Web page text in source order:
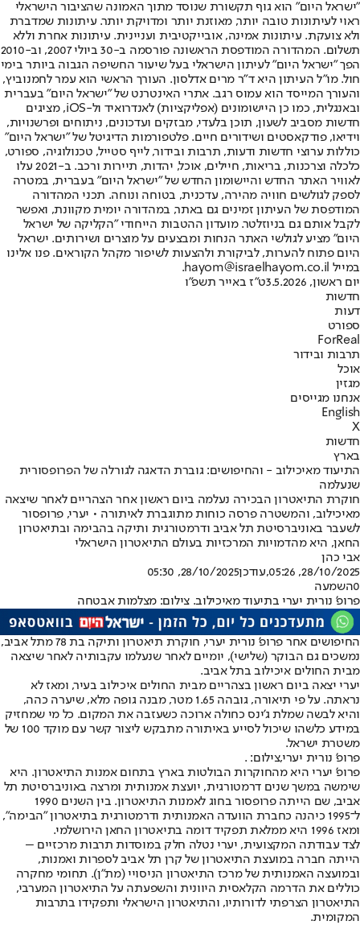
"ישראל היום" הוא גוף תקשורת שנוסד מתוך האמונה שהציבור הישראלי
ראוי לעיתונות טובה יותר, מאוזנת יותר ומדויקת יותר. עיתונות שמדברת
ולא צועקת. עיתונות אמינה, אובייקטיבית ועניינית. עיתונות אחרת וללא
תשלום. המהדורה המודפסת הראשונה פורסמה ב-30 ביולי 2007, וב-2010
הפך "ישראל היום" לעיתון הישראלי בעל שיעור החשיפה הגבוה ביותר בימי
חול. מו"ל העיתון היא ד"ר מרים אדלסון. העורך הראשי הוא עמר לחמנוביץ,
והעורך המייסד הוא עמוס רגב. אתרי האינטרנט של "ישראל היום" בעברית
ובאנגלית, כמו כן היישומונים (אפליקציות) לאנדרואיד ול-iOS, מציגים
חדשות מסביב לשעון, תוכן בלעדי, מבזקים ועדכונים, ניתוחים ופרשנויות,
וידיאו, פודקאסטים ושידורים חיים. פלטפורמות הדיגיטל של "ישראל היום"
כוללות ערוצי חדשות ודעות, תרבות ובידור, לייף סטייל, טכנולוגיה, ספורט,
כלכלה וצרכנות, בריאות, חיילים, אוכל, יהדות, תיירות ורכב. ב-2021 עלו
לאוויר האתר החדש והיישומון החדש של "ישראל היום" בעברית, במטרה
לספק לגולשים חוויה מהירה, עדכנית, בטוחה ונוחה. תכני המהדורה
המודפסת של העיתון זמינים גם באתר, במהדורה יומית מקוונת, ואפשר
לקבל אותם גם בניוזלטר. מועדון ההטבות הייחודי "הקליקה של ישראל
היום" מציע לגולשי האתר הנחות ומבצעים על מוצרים ושירותים. ישראל
היום פתוח להערות, לביקורת ולהצעות לשיפור מקהל הקוראים. פנו אלינו
במייל hayom@israelhayom.co.il.
יום ראשון, 3.5.2026
ט"ז באייר תשפ"ו
חדשות
דעות
ספורט
ForReal
תרבות ובידור
אוכל
מגזין
אנחנו מגייסים
English
X
חדשות
בארץ
התיעוד מאיכילוב - והחיפושים: גוברת הדאגה לגורלה של הפרופסורית
שנעלמה
חוקרת התיאטרון הבכירה נעלמה ביום ראשון אחר הצהריים לאחר שיצאה
מאיכילוב, והמשטרה פרסה כוחות מתוגברת לאיתורה • יערי, פרופסור
לשעבר באוניברסיטת תל אביב ודרמטורגית ותיקה בהבימה ובתיאטרון
החאן, היא מהדמויות המרכזיות בעולם התיאטרון הישראלי
אבי כהן
28/10/2025, 05:26
,עודכן28/10/2025, 05:30
0השמעה
פרופ' נורית יערי בתיעוד מאיכילוב. צילום: מצלמות אבטחה
החיפושים אחר פרופ’ נורית יערי, חוקרת תיאטרון ותיקה בת 78 מתל אביב,
נמשכים גם הבוקר (שלישי), יומיים לאחר שנעלמו עקבותיה לאחר שיצאה
מבית החולים איכילוב בתל אביב.
יערי יצאה ביום ראשון בצהריים מבית החולים איכילוב בעיר, ומאז לא
נראתה. על פי תיאורה, גובהה 1.65 מטר, מבנה גופה מלא, שיערה כהה,
והיא לבשה שמלת ג’ינס כחולה ארוכה כשעזבה את המקום. כל מי שמחזיק
במידע כלשהו שיכול לסייע באיתורה מתבקש ליצור קשר עם מוקד 100 של
משטרת ישראל.
פרופ' נורית יערי,צילום: .
פרופ’ יערי היא מהחוקרות הבולטות בארץ בתחום אמנות התיאטרון. היא
שימשה במשך שנים דרמטורגית, יועצת אמנותית ומרצה באוניברסיטת תל
אביב, שם הייתה פרופסור בחוג לאמנות התיאטרון. בין השנים 1990
ל־1995 כיהנה כחברת הוועדה האמנותית ודרמטורגית בתיאטרון "הבימה",
ומאז 1996 היא ממלאת תפקיד דומה בתיאטרון החאן הירושלמי.
לצד עבודתה המקצועית, יערי נטלה חלק במוסדות תרבות מרכזיים –
הייתה חברה במועצת התיאטרון של קרן תל אביב לספרות ואמנות,
ובמועצה האמנותית של מרכז התיאטרון הניסויי (מת"ן). תחומי מחקרה
כוללים את הדרמה הקלאסית היוונית והשפעתה על התיאטרון המערבי,
התיאטרון הצרפתי לדורותיו, והתיאטרון הישראלי ותפקידו בתרבות
המקומית.